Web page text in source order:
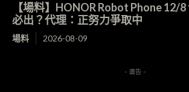
【場料】HONOR Robot Phone 12/
必出？代理：正努力爭取中
場料 2026-08-09
- 廣告 -